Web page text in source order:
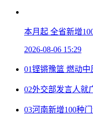
本月起 全省新增
2026-08-06 15:29
01铿锵豫篮 燃动中
02外交部发言人就
03河南新增100种